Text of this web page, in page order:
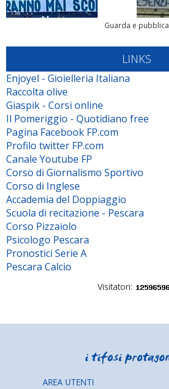
Guarda e pubblica
LINKS
Enjoyel - Gioielleria Italiana
Raccolta olive
Giaspik - Corsi online
Il Pomeriggio - Quotidiano free
Pagina Facebook FP.com
Profilo twitter FP.com
Canale Youtube FP
Corso di Giornalismo Sportivo
Corso di Inglese
Accademia del Doppiaggio
Scuola di recitazione - Pescara
Corso Pizzaiolo
Psicologo Pescara
Pronostici Serie A
Pescara Calcio
Visitatori:
AREA UTENTI